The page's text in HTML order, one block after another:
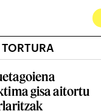
gisa aitortu